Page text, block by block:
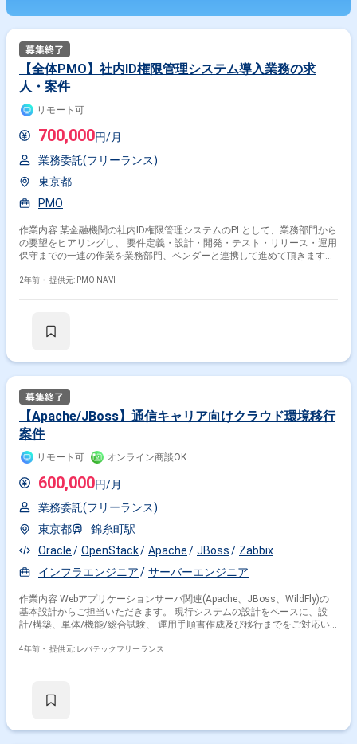
【全体PMO】社内ID権限管理システム導入業務の求
人・案件
リモート可
700,000円/月
業務委託(フリーランス)
東京都
PMO
作業内容 某金融機関の社内ID権限管理システムのPLとして、業務部門から
の要望をヒアリングし、 要件定義・設計・開発・テスト・リリース・運用
保守までの一連の作業を業務部門、ベンダーと連携して進めて頂きます。
となります。 ・システム要件定義（要件整理と目標の明確化、機能要件定
2年前・ 提供元: PMO NAVI
【Apache/JBoss】通信キャリア向けクラウド環境移行
案件
リモート可 オンライン商談OK
600,000円/月
業務委託(フリーランス)
東京都
錦糸町駅
Oracle
OpenStack Apache JBoss
Zabbix
インフラエンジニア
サーバーエンジニア
作業内容 Webアプリケーションサーバ関連(Apache、JBoss、WildFly)の
基本設計からご担当いただきます。 現行システムの設計をベースに、設
計/構築、単体/機能/総合試験、 運用手順書作成及び移行までをご対応い
4年前・ 提供元: レバテックフリーランス